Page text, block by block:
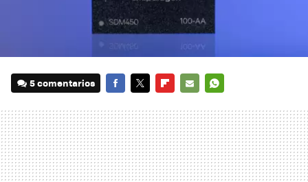
5 comentarios
MAIL